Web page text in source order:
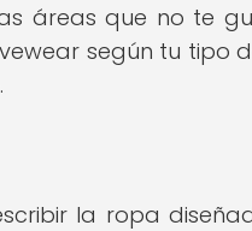
áreas que no te
según tu tipo
la ropa